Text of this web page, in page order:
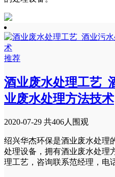
推荐
酒业废水处理工艺_
业废水处理方法技术
2020-07-29 共406人围观
绍兴华杰环保是酒业废水处理
处理设备，拥有酒业废水处理
理工艺，咨询联系范经理，电话